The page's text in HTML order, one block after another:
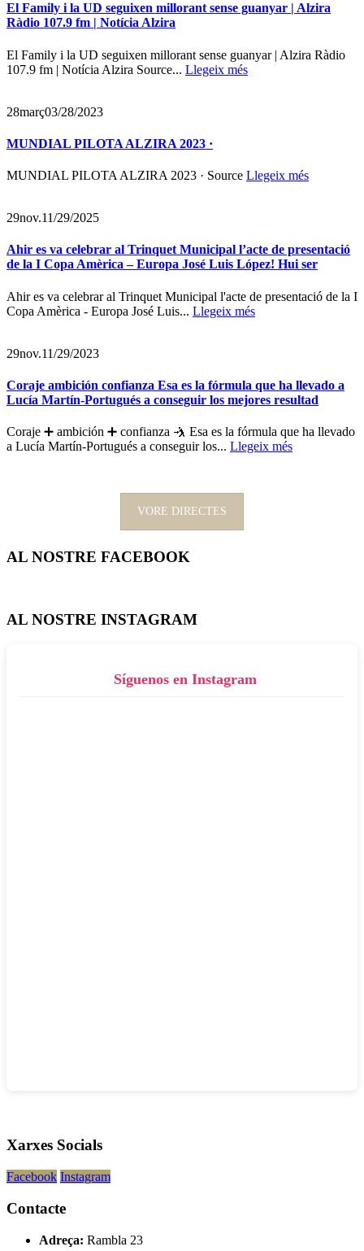
El Family i la UD seguixen millorant sense guanyar | Alzira
Ràdio 107.9 fm | Notícia Alzira
El Family i la UD seguixen millorant sense guanyar | Alzira Ràdio
107.9 fm | Notícia Alzira Source... Llegeix més
28març03/28/2023
MUNDIAL PILOTA ALZIRA 2023 ·
MUNDIAL PILOTA ALZIRA 2023 · Source Llegeix més
29nov.11/29/2025
Ahir es va celebrar al Trinquet Municipal l’acte de presentació
de la I Copa Amèrica – Europa José Luis López! Hui ser
Ahir es va celebrar al Trinquet Municipal l'acte de presentació de la I
Copa Amèrica - Europa José Luis... Llegeix més
29nov.11/29/2023
Coraje ambición confianza Esa es la fórmula que ha llevado a
Lucía Martín-Portugués a conseguir los mejores resultad
Coraje ➕ ambición ➕ confianza 🤺 Esa es la fórmula que ha llevado
a Lucía Martín-Portugués a conseguir los... Llegeix més
VORE DIRECTES
AL NOSTRE FACEBOOK
AL NOSTRE INSTAGRAM
Síguenos en Instagram
Xarxes Socials
Facebook Instagram
Contacte
Adreça: Rambla 23